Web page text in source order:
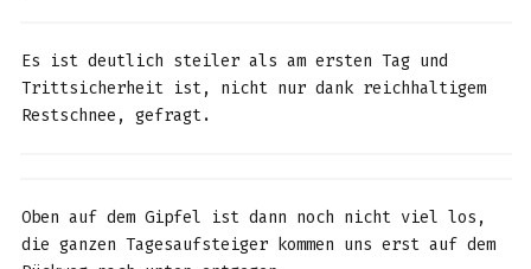
Es ist deutlich steiler als am ersten Tag und
Trittsicherheit ist, nicht nur dank reichhaltigem
Restschnee, gefragt.
Oben auf dem Gipfel ist dann noch nicht viel los,
die ganzen Tagesaufsteiger kommen uns erst auf dem